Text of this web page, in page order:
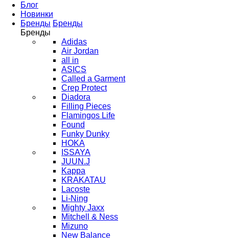
Блог
Новинки
Бренды Бренды
Бренды
Adidas
Air Jordan
all in
ASICS
Called a Garment
Crep Protect
Diadora
Filling Pieces
Flamingos Life
Found
Funky Dunky
HOKA
ISSAYA
JUUN.J
Kappa
KRAKATAU
Lacoste
Li-Ning
Mighty Jaxx
Mitchell & Ness
Mizuno
New Balance